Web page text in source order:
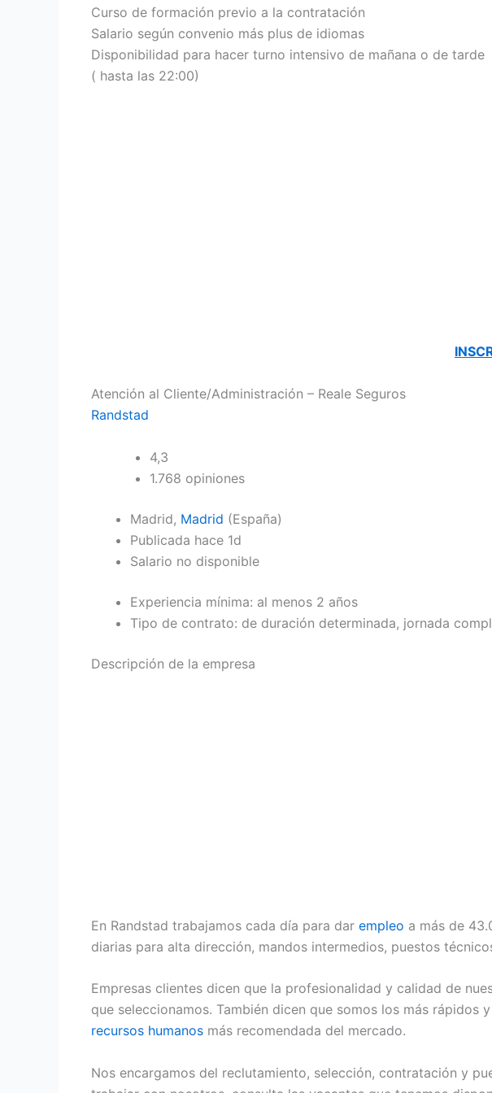
Curso de formación previo a la contratación
Salario según convenio más plus de idiomas
Disponibilidad para hacer turno intensivo de mañana o de tarde
( hasta las 22:00)
Atención al Cliente/Administración – Reale Seguros
Randstad
4,3
1.768 opiniones
Madrid, Madrid (España)
Publicada hace 1d
Salario no disponible
Experiencia mínima: al menos 2 años
Tipo de contrato: de duración determinada, jornada
Descripción de la empresa
En Randstad trabajamos cada día para dar empleo a más de
diarias para alta dirección, mandos intermedios, puestos
Empresas clientes dicen que la profesionalidad y calidad de
que seleccionamos. También dicen que somos los más
recursos humanos más recomendada del mercado.
Nos encargamos del reclutamiento, selección, contratación y